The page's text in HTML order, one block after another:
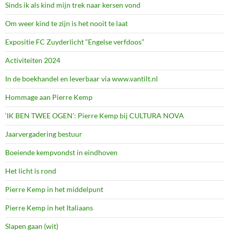
Sinds ik als kind mijn trek naar kersen vond
Om weer kind te zijn is het nooit te laat
Expositie FC Zuyderlicht “Engelse verfdoos”
Activiteiten 2024
In de boekhandel en leverbaar via www.vantilt.nl
Hommage aan Pierre Kemp
‘IK BEN TWEE OGEN’: Pierre Kemp bij CULTURA NOVA
Jaarvergadering bestuur
Boeiende kempvondst in eindhoven
Het licht is rond
Pierre Kemp in het middelpunt
Pierre Kemp in het Italiaans
Slapen gaan (wit)